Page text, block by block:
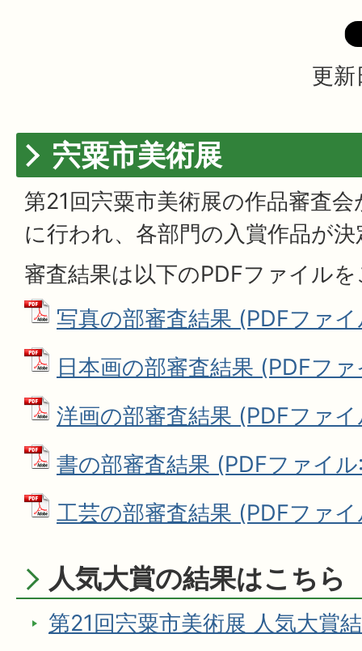
更
宍粟市美術展
第21回宍粟市美術展の作品審査
に行われ、各部門の入賞作品が
審査結果は以下のPDFファイル
写真の部審査結果 (PDFファ
日本画の部審査結果 (PDFフ
洋画の部審査結果 (PDFファ
書の部審査結果 (PDFファイ
工芸の部審査結果 (PDFファ
人気大賞の結果はこちら
第21回宍粟市美術展 人気大賞